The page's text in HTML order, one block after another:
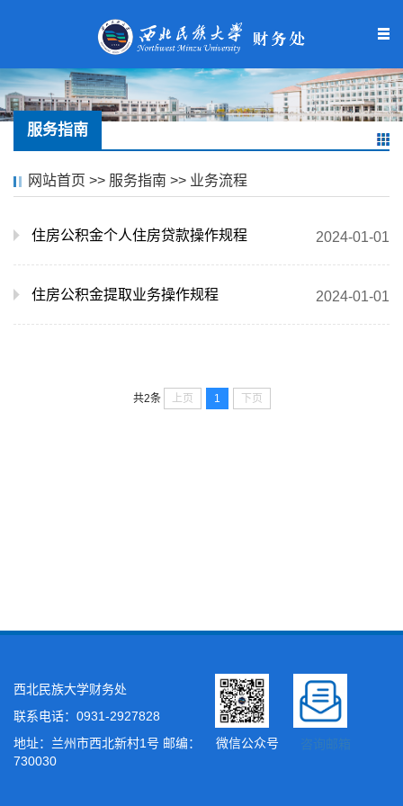
服务指南
网站首页 >> 服务指南 >> 业务流程
住房公积金个人住房贷款操作规程 2024-01-01
住房公积金提取业务操作规程 2024-01-01
共2条 上页 1 下页
西北民族大学财务处
联系电话：0931-2927828
地址：兰州市西北新村1号 邮编：
730030
微信公众号 咨询邮箱